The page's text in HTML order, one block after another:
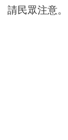
請民眾注意。